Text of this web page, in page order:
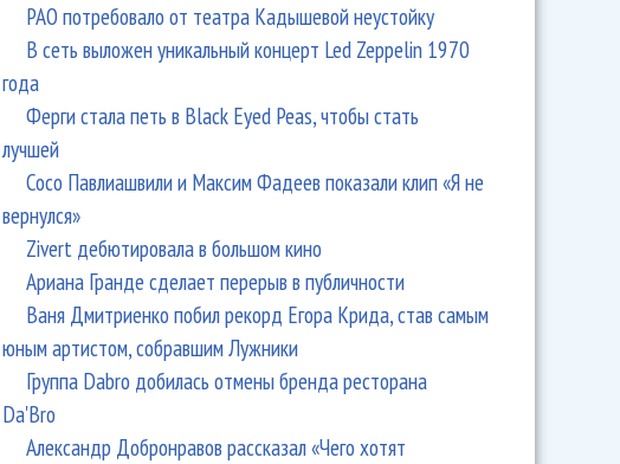
РАО потребовало от театра Кадышевой неустойку
В сеть выложен уникальный концерт Led Zeppelin 1970
года
Ферги стала петь в Black Eyed Peas, чтобы стать
лучшей
Сосо Павлиашвили и Максим Фадеев показали клип «Я не
вернулся»
Zivert дебютировала в большом кино
Ариана Гранде сделает перерыв в публичности
Ваня Дмитриенко побил рекорд Егора Крида, став самым
юным артистом, собравшим Лужники
Группа Dabro добилась отмены бренда ресторана
Da'Bro
Александр Добронравов рассказал «Чего хотят